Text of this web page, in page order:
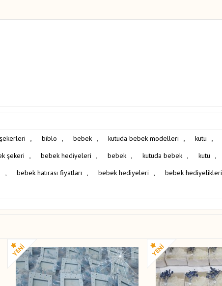
, biblo , bebek , kutuda bebek modelleri , kutu
,
şekeri , bebek hediyeleri , bebek , kutuda bebek , kutu
,
, bebek hatırası fiyatları , bebek hediyeleri , bebek hediyelikleri